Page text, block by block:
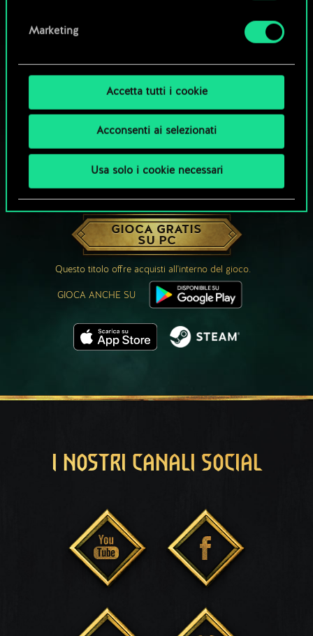
Marketing
Accetta tutti i cookie
Acconsenti ai selezionati
Usa solo i cookie necessari
CHE NE DICI DI UNA PARTITA A GWENT?
GIOCA GRATIS
SU PC
Questo titolo offre acquisti all'interno del gioco.
GIOCA ANCHE SU
I NOSTRI CANALI SOCIAL